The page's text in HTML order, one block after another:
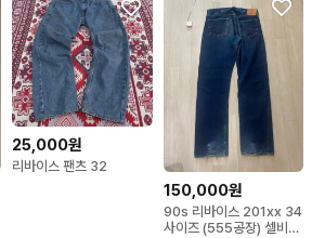
25,000원
리바이스 팬츠 32
150,000원
90s 리바이스 201xx 34
사이즈 (555공장) 셀비지